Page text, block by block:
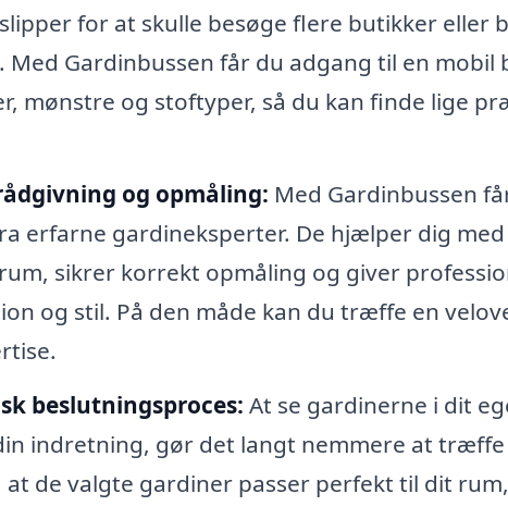
for at skulle besøge flere butikker eller
Med Gardinbussen får du adgang til en
mønstre og stoftyper, så du kan finde lige
og opmåling: Med Gardinbussen
erfarne gardineksperter. De hjælper dig
sikrer korrekt opmåling og giver
og stil. På den måde kan du træffe en
beslutningsproces: At se gardinerne i dit
indretning, gør det langt nemmere at træffe
de valgte gardiner passer perfekt til dit